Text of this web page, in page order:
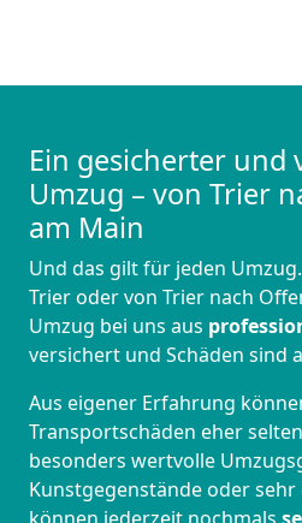
Ein gesicherter und
Umzug – von Trier
am Main
Und das gilt für jeden
Trier oder von Trier nach
Umzug bei uns aus
versichert und Schäden sind
Aus eigener Erfahrung
Transportschäden eher
besonders wertvolle
Kunstgegenstände oder